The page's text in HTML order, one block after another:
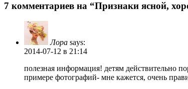
7 комментариев на “Признаки ясной,
Лора says:
2014-07-12 в 21:14
полезная информация! детям действительно
примере фотографий- мне кажется, очень